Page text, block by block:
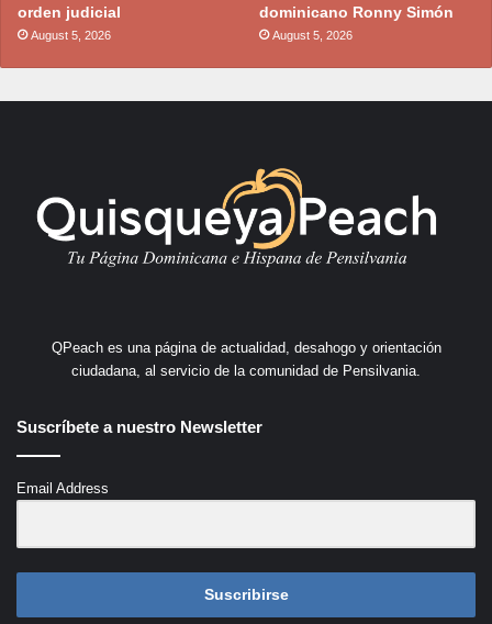
orden judicial
August 5, 2026
dominicano Ronny Simón
August 5, 2026
QPeach es una página de actualidad, desahogo y orientación
ciudadana, al servicio de la comunidad de Pensilvania.
Suscríbete a nuestro Newsletter
Email Address
Suscribirse